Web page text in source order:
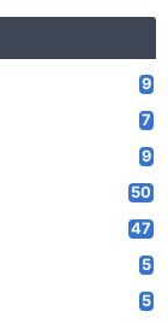
9
7
9
50
47
5
5